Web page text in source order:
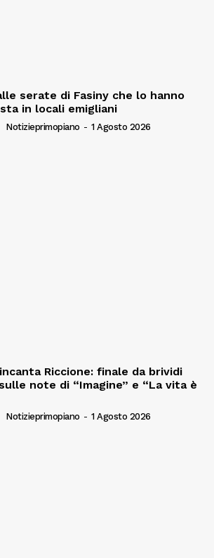
serate di Fasiny che lo hanno
in locali emigliani
Notizieprimopiano - 1 Agosto 2026
Riccione: finale da brividi
note di “Imagine” e “La vita è
Notizieprimopiano - 1 Agosto 2026